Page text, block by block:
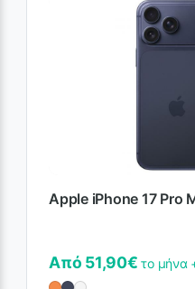
Apple iPhone 17 Pro
Από 51,90€το μήνα